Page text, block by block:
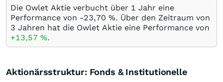
Die Owlet Aktie verbucht über 1 Jahr eine
Performance von -23,70 %. Über den Zeitraum von
3 Jahren hat die Owlet Aktie eine Performance von
+13,57 %.
Aktionärsstruktur: Fonds & Institutionelle